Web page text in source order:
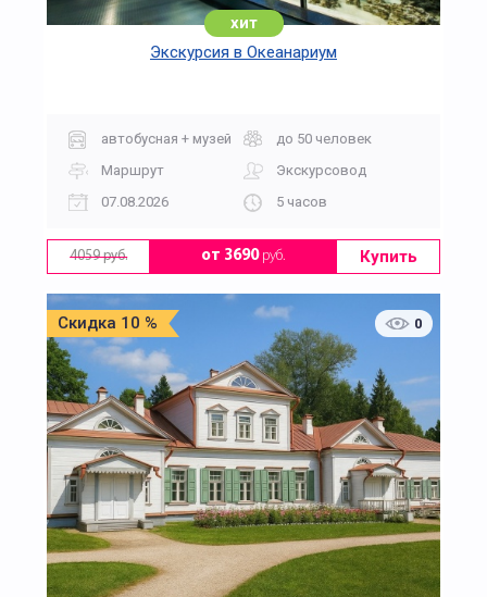
хит
Экскурсия в Океанариум
автобусная + музей
до 50 человек
Маршрут
Экскурсовод
07.08.2026
5 часов
4059 руб. от 3690руб. Купить
Скидка 10 % 0